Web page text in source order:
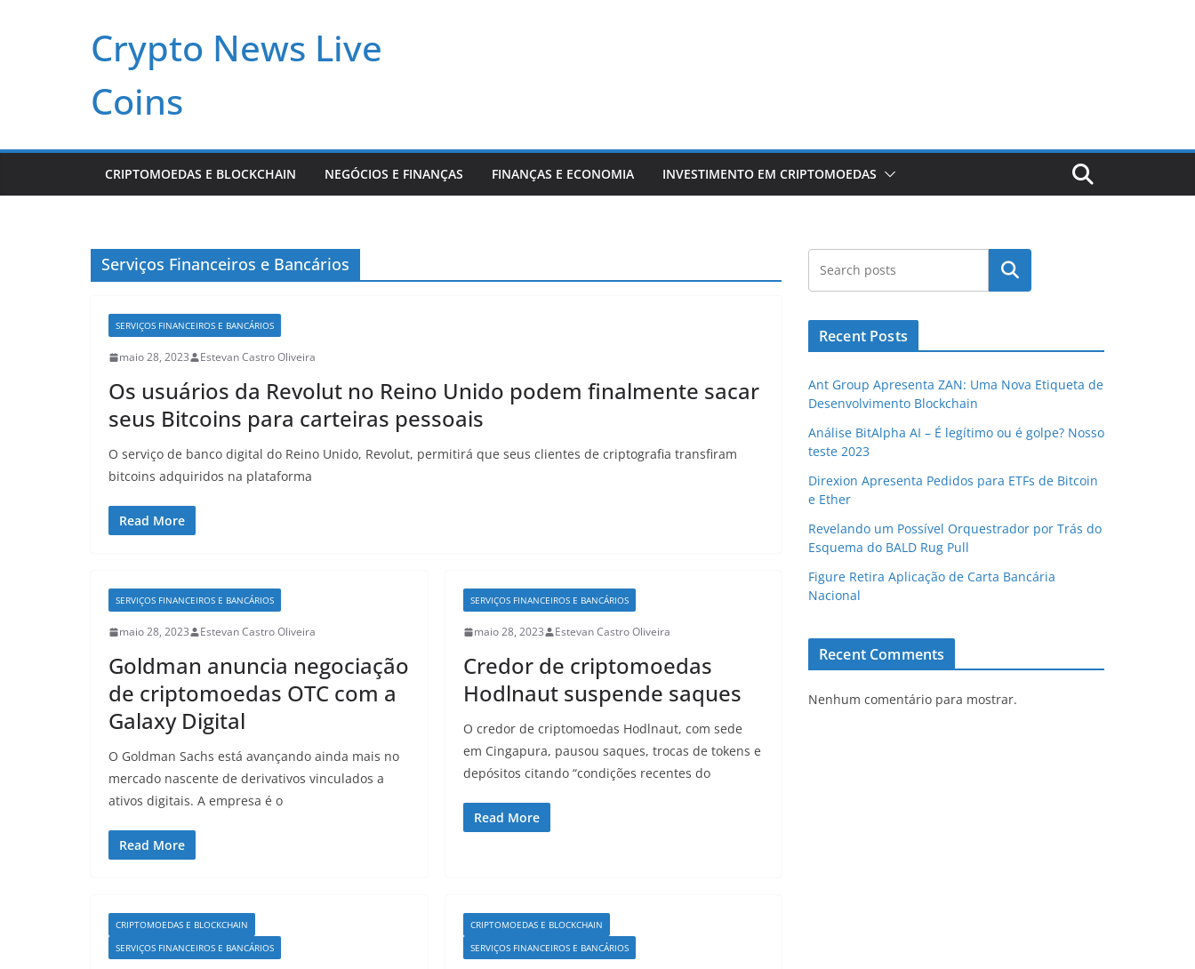
Crypto News Live
Coins
CRIPTOMOEDAS E BLOCKCHAIN NEGÓCIOS E FINANÇAS FINANÇAS E ECONOMIA INVESTIMENTO EM CRIPTOMOEDAS
Serviços Financeiros e Bancários
SERVIÇOS FINANCEIROS E BANCÁRIOS
maio 28, 2023 Estevan Castro Oliveira
Os usuários da Revolut no Reino Unido podem finalmente sacar
seus Bitcoins para carteiras pessoais
O serviço de banco digital do Reino Unido, Revolut, permitirá que seus clientes de criptografia transfiram
bitcoins adquiridos na plataforma
Read More
SERVIÇOS FINANCEIROS E BANCÁRIOS
maio 28, 2023 Estevan Castro Oliveira
Goldman anuncia negociação
de criptomoedas OTC com a
Galaxy Digital
O Goldman Sachs está avançando ainda mais no
mercado nascente de derivativos vinculados a
ativos digitais. A empresa é o
Read More
SERVIÇOS FINANCEIROS E BANCÁRIOS
maio 28, 2023 Estevan Castro Oliveira
Credor de criptomoedas
Hodlnaut suspende saques
O credor de criptomoedas Hodlnaut, com sede
em Cingapura, pausou saques, trocas de tokens e
depósitos citando “condições recentes do
Read More
CRIPTOMOEDAS E BLOCKCHAIN
SERVIÇOS FINANCEIROS E BANCÁRIOS
CRIPTOMOEDAS E BLOCKCHAIN
SERVIÇOS FINANCEIROS E BANCÁRIOS
Pesquisar
Recent Posts
Ant Group Apresenta ZAN: Uma Nova Etiqueta de
Desenvolvimento Blockchain
Análise BitAlpha AI – É legítimo ou é golpe? Nosso
teste 2023
Direxion Apresenta Pedidos para ETFs de Bitcoin
e Ether
Revelando um Possível Orquestrador por Trás do
Esquema do BALD Rug Pull
Figure Retira Aplicação de Carta Bancária
Nacional
Recent Comments
Nenhum comentário para mostrar.